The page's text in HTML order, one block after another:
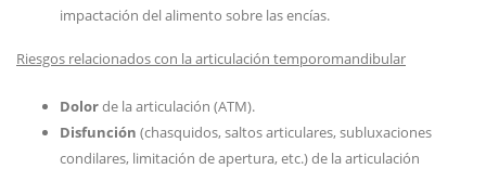
impactación del alimento sobre las encías.
Riesgos relacionados con la articulación temporomandibular
Dolorde la articulación (ATM).
Disfunción (chasquidos, saltos articulares, subluxaciones
condilares, limitación de apertura, etc.) de la articulación